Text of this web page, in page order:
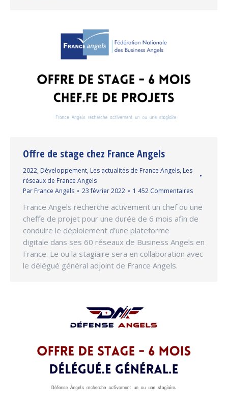
Offre de stage chez France Angels
2022, Développement, Les actualités de France Angels, Les
réseaux de France Angels
Par France Angels 23 février 2022 1 452 Commentaires
France Angels recherche activement un chef ou une
cheffe de projet pour une durée de 6 mois afin de
conduire le déploiement d’une plateforme
digitale dans ses 60 réseaux de Business Angels en
France. Le ou la stagiaire sera en collaboration avec
le délégué général adjoint de France Angels.